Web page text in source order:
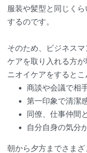
服装や髪型と同じく
するのです。
そのため、ビジネス
ケアを取り入れる方が
ニオイケアをすると
商談や会議で相
第一印象で清潔
同僚、仕事仲間
自分自身の気分
朝から夕方までさま